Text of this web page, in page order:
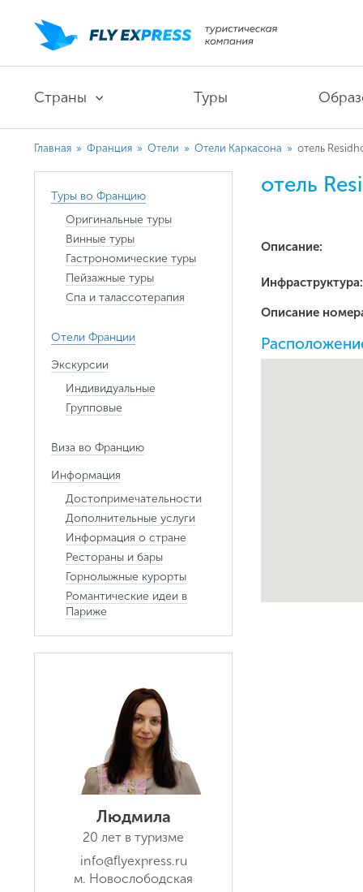
Страны Туры
Главная » Франция » Отели » Отели Каркасона » отель
Туры во Францию
Оригинальные туры
Винные туры
Гастрономические туры
Пейзажные туры
Спа и талассотерапия
Отели Франции
Экскурсии
Индивидуальные
Групповые
Виза во Францию
Информация
Достопримечательности
Дополнительные услуги
Информация о стране
Рестораны и бары
Горнолыжные курорты
Романтические идеи в
Париже
Людмила
20 лет в туризме
info@flyexpress.ru
м. Новослободская
отель
Описание:
Инфраструктура:
Описание